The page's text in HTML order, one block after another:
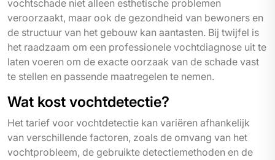
vochtschade niet alleen esthetische problemen
veroorzaakt, maar ook de gezondheid van bewoners en
de structuur van het gebouw kan aantasten. Bij twijfel is
het raadzaam om een professionele vochtdiagnose uit te
laten voeren om de exacte oorzaak van de schade vast
te stellen en passende maatregelen te nemen.
Wat kost vochtdetectie?
Het tarief voor vochtdetectie kan variëren afhankelijk
van verschillende factoren, zoals de omvang van het
vochtprobleem, de gebruikte detectiemethoden en de